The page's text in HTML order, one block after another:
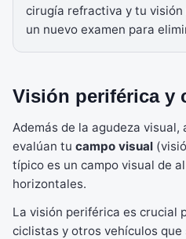
cirugía refractiva y tu
un nuevo examen para
Visión periférica y
Además de la agudeza
evalúan tu campo visual
típico es un campo visual de
horizontales.
La visión periférica es crucial
ciclistas y otros vehículos